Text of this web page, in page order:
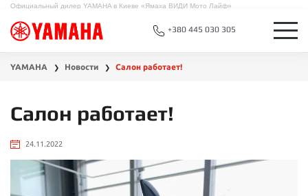
Официальный дилер YAMAHA в Киеве «Ямаха ВИДИ Мото Лайф»
+380 445 030 305
YAMAHA ❯ Новости ❯ Салон работает!
Салон работает!
24.11.2022